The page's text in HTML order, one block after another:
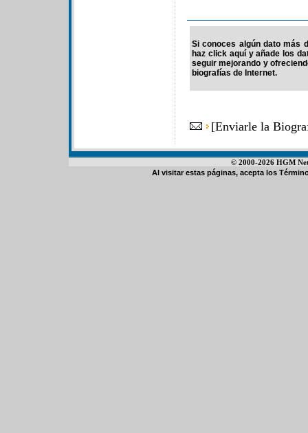
Si conoces algún dato más
haz click aquí y añade los
seguir mejorando y
biografías de Internet.
[Enviarle la
© 2000-2026 HGM
Al visitar estas páginas, acepta los